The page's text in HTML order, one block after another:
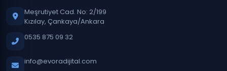
Meşrutiyet Cad. No: 2/199
Kızılay, Çankaya/Ankara
0535 875 09 32
info@evoradijital.com